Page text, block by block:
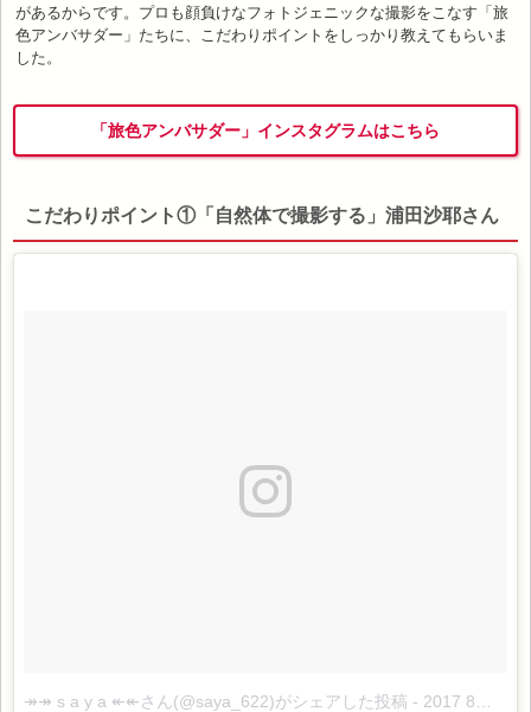
があるからです。プロも顔負けなフォトジェニックな撮影をこなす「旅
色アンバサダー」たちに、こだわりポイントをしっかり教えてもらいま
した。
「旅色アンバサダー」インスタグラムはこちら
こだわりポイント①「自然体で撮影する」浦田沙耶さん
↠↠ s a y a ↞↞さん(@saya_622)がシェアした投稿 - 2017 8月 25 2:49午後 PDT